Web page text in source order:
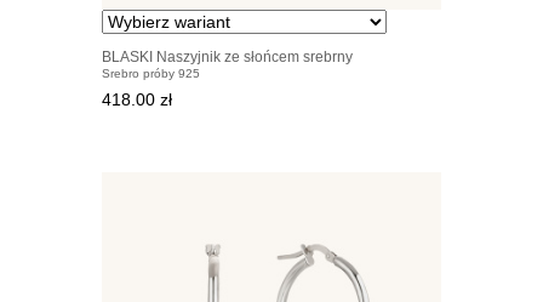
BLASKI Naszyjnik ze słońcem srebrny
Srebro próby 925
418.00 zł